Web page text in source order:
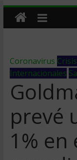
Coronavirus
Internacionales
prevé
1% en